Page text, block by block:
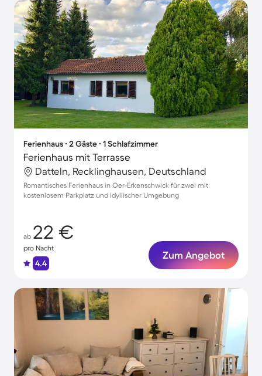
Ferienhaus ∙ 2 Gäste ∙ 1 Schlafzimmer
Ferienhaus mit Terrasse
Datteln, Recklinghausen, Deutschland
Romantisches Ferienhaus in Oer-Erkenschwick für zwei mit
kostenlosem Parkplatz und idyllischer Umgebung
ab 22 €
pro Nacht
4.4
Zum Angebot